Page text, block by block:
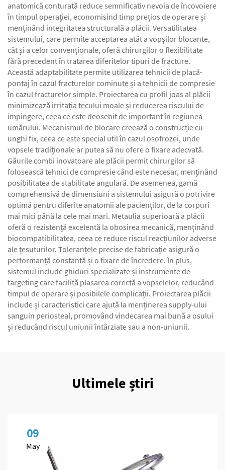
anatomică conturată reduce semnificativ nevoia de încovoiere
în timpul operației, economisind timp prețios de operare și
menținând integritatea structurală a plăcii. Versatilitatea
sistemului, care permite acceptarea atât a vopșilor blocante,
cât și a celor convenționale, oferă chirurgilor o flexibilitate
fără precedent în tratarea diferitelor tipuri de fracture.
Această adaptabilitate permite utilizarea tehnicii de placă-
pontaj în cazul fracturelor cominute și a tehnicii de compresie
în cazul fracturelor simple. Proiectarea cu profil joas al plăcii
minimizează irritația tecului moale și reducerea riscului de
impingere, ceea ce este deosebit de important în regiunea
umărului. Mecanismul de blocare creează o construcție cu
unghi fix, ceea ce este special util în cazul osofrozei, unde
vopsele tradiționale ar putea să nu ofere o fixare adecvată.
Găurile combi inovatoare ale plăcii permit chirurgilor să
folosească tehnici de compresie când este necesar, menținând
posibilitatea de stabilitate angulară. De asemenea, gamă
comprehensivă de dimensiuni a sistemului asigură o potrivire
optimă pentru diferite anatomii ale pacienților, de la corpuri
mai mici până la cele mai mari. Metaulia superioară a plăcii
oferă o rezistență excelentă la obosirea mecanică, menținând
biocompatibilitatea, ceea ce reduce riscul reacțiunilor adverse
ale țesuturilor. Toleranțele precise de fabricație asigură o
performanță constantă și o fixare de încredere. În plus,
sistemul include ghiduri specializate și instrumente de
targeting care facilită plasarea corectă a vopselelor, reducând
timpul de operare și posibilele complicații. Proiectarea plăcii
include și caracteristici care ajută la menținerea supply-ului
sanguin periosteal, promovând vindecarea mai bună a osului
și reducând riscul uniunii întârziate sau a non-uniunii.
Ultimele știri
09
May